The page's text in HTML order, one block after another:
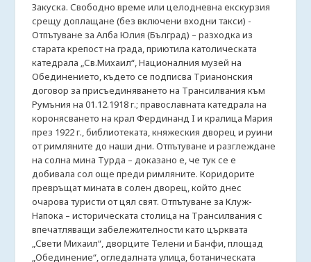
Закуска. Свободно време или целодневна екскурзия
срещу доплащане (без включени входни такси) -
Отпътуване за Алба Юлия (Бълград) – разходка из
старата крепост на града, приютила католическата
катедрала „Св.Михаил“, Националния музей на
Обединението, където се подписва Трианонския
договор за присъединяването на Трансилвания към
Румъния на 01.12.1918 г.; православната катедрала на
коронясването на крал Фердинанд I и кралица Мария
през 1922 г., библиотеката, княжеския дворец и руини
от римляните до наши дни. Отпътуване и разглеждане
на солна мина Турда – докaзано е, че тук се е
добивала сол още преди римляните. Коридорите
превръщат мината в солен дворец, който днес
очарова туристи от цял свят. Отпътуване за Клуж-
Напока – историческата столица на Трансилвания с
впечатляващи забележителности като църквата
„Свети Михаил“, дворците Телени и Банфи, площад
„Обединение“, огледалната улица, ботаническата